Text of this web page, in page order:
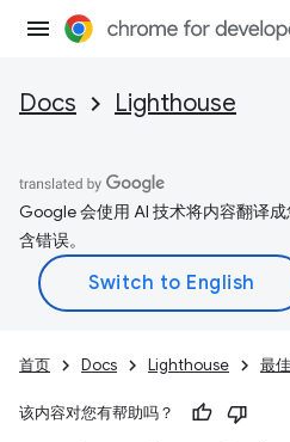
Docs Lighthouse
Google 会使用 AI 技术将内容翻译
含错误。
首页 Docs Lighthouse 最
该内容对您有帮助吗？